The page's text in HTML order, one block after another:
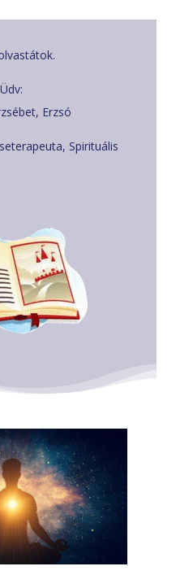
Üdv:
Erzsó
Spirituális